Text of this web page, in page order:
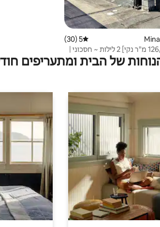
דירוג ממוצע של 5 מתוך 5, 30 ביקורות
5 (30)
[4LDK מרווח/126 מ"ר נקי] 2 לילות ~ חסכוני |
הבאים לטווח ארוך!
של הבית ומתעריפים